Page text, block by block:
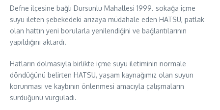
Defne ilçesine bağlı Dursunlu Mahallesi 1999. sokağa içme
suyu ileten şebekedeki arızaya müdahale eden HATSU, patlak
olan hattın yeni borularla yenilendiğini ve bağlantılarının
yapıldığını aktardı.
Hatların dolmasıyla birlikte içme suyu iletiminin normale
döndüğünü belirten HATSU, yaşam kaynağımız olan suyun
korunması ve kaybının önlenmesi amacıyla çalışmaların
sürdüğünü vurguladı.